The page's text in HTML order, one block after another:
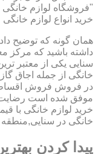
"فروشگاه لوازم
خرید انواع لوازم خانگی
همان گونه که توضیح
داشته باشید که مرکز
سنایی یکی از معتبر
خانگی از جمله اجاق
در فروش فروش
موفق شده است رضایت
خرید لوازم خانگی با
خانگی در سنایی,منطقه
پیدا کردن